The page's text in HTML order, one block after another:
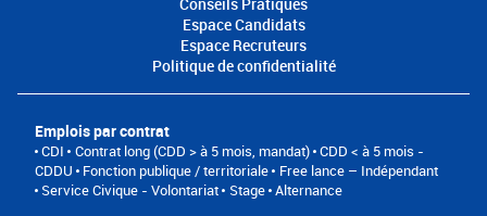
Conseils Pratiques
Espace Candidats
Espace Recruteurs
Politique de confidentialité
Emplois par contrat
CDI Contrat long (CDD > à 5 mois, mandat) CDD < à 5 mois -
CDDU
Fonction publique / territoriale
Free lance – Indépendant
Service Civique - Volontariat
Stage Alternance